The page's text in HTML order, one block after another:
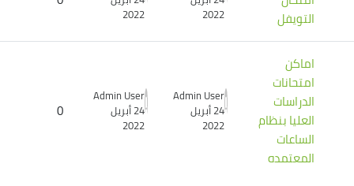
التويفل
2022
2022
اماكن
امتحانات
الدراسات
العليا بنظام
الساعات
المعتمده
Admin User
24 أبريل
2022
Admin User
24 أبريل
2022
0